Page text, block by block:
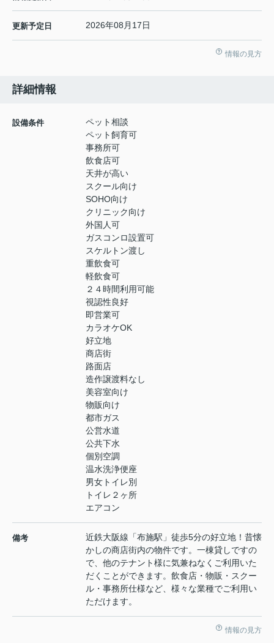
更新予定日 2026年08月17日
情報の見方
詳細情報
設備条件
ペット相談
ペット飼育可
事務所可
飲食店可
天井が高い
スクール向け
SOHO向け
クリニック向け
外国人可
ガスコンロ設置可
スケルトン渡し
重飲食可
軽飲食可
２４時間利用可能
視認性良好
即営業可
カラオケOK
好立地
商店街
路面店
造作譲渡料なし
美容室向け
物販向け
都市ガス
公営水道
公共下水
個別空調
温水洗浄便座
男女トイレ別
トイレ２ヶ所
エアコン
備考
近鉄大阪線「布施駅」徒歩5分の好立地！昔懐
かしの商店街内の物件です。一棟貸しですの
で、他のテナント様に気兼ねなくご利用いた
だくことができます。飲食店・物販・スクー
ル・事務所仕様など、様々な業種でご利用い
ただけます。
情報の見方